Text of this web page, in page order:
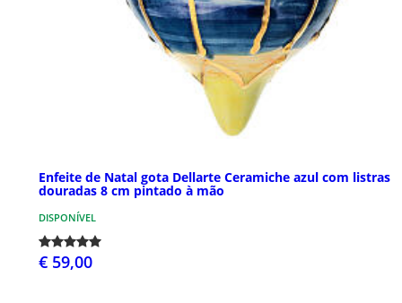
Enfeite de Natal gota Dellarte Ceramiche azul com listras
douradas 8 cm pintado à mão
DISPONÍVEL
€ 59,00